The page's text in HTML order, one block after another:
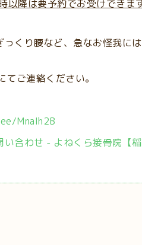
以降は要予約でお受けできま
くり腰など、急なお怪我に
ご連絡ください。
MnaIh2B
い合わせ - よねくら接骨院【